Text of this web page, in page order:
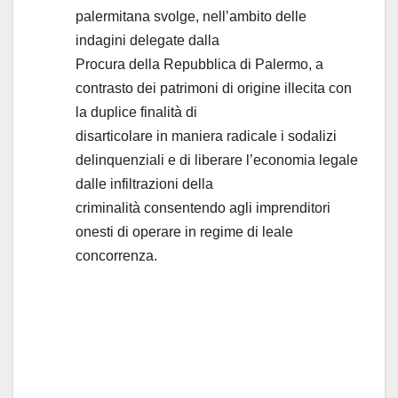
palermitana svolge, nell’ambito delle
indagini delegate dalla
Procura della Repubblica di Palermo, a
contrasto dei patrimoni di origine illecita con
la duplice finalità di
disarticolare in maniera radicale i sodalizi
delinquenziali e di liberare l’economia legale
dalle infiltrazioni della
criminalità consentendo agli imprenditori
onesti di operare in regime di leale
concorrenza.